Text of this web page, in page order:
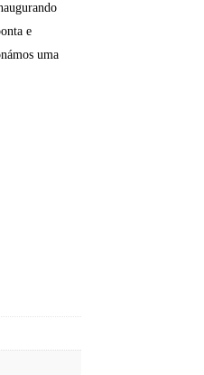
e
uma